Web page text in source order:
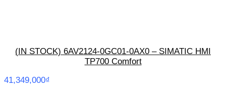
(IN STOCK) 6AV2124-0GC01-0AX0 – SIMATIC HMI
TP700 Comfort
41,349,000₫